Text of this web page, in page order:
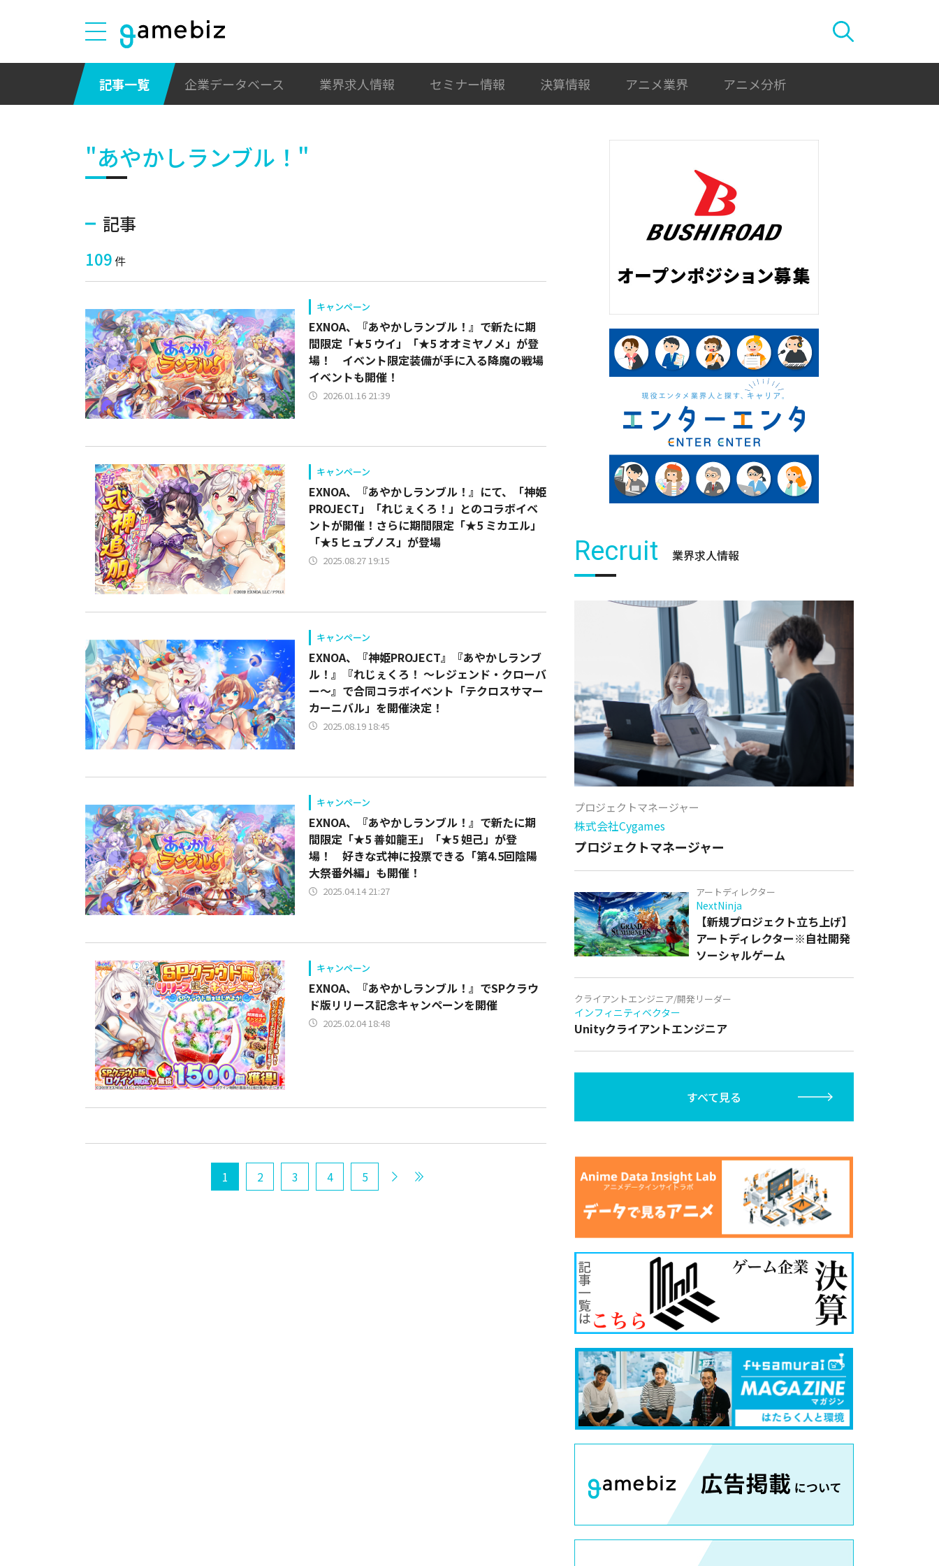
記事一覧 企業データベース 業界求人情報 セミナー情報 決算情報 アニメ業界 アニメ分析
"あやかしランブル！"
記事
109件
キャンペーン
EXNOA、『あやかしランブル！』で新たに期
間限定「★5 ウイ」「★5 オオミヤノメ」が登
場！ イベント限定装備が手に入る降魔の戦場
イベントも開催！
2026.01.16 21:39
キャンペーン
EXNOA、『あやかしランブル！』にて、「神姫
PROJECT」「れじぇくろ！」とのコラボイベ
ントが開催！さらに期間限定「★5 ミカエル」
「★5 ヒュプノス」が登場
2025.08.27 19:15
キャンペーン
EXNOA、『神姫PROJECT』『あやかしランブ
ル！』『れじぇくろ！ ～レジェンド・クローバ
ー～』で合同コラボイベント「テクロスサマー
カーニバル」を開催決定！
2025.08.19 18:45
キャンペーン
EXNOA、『あやかしランブル！』で新たに期
間限定「★5 善如龍王」「★5 妲己」が登
場！ 好きな式神に投票できる「第4.5回陰陽
大祭番外編」も開催！
2025.04.14 21:27
キャンペーン
EXNOA、『あやかしランブル！』でSPクラウ
ド版リリース記念キャンペーンを開催
2025.02.04 18:48
1 2 3 4 5
Recruit 業界求人情報
プロジェクトマネージャー
株式会社Cygames
プロジェクトマネージャー
アートディレクター
NextNinja
【新規プロジェクト立ち上げ】
アートディレクター※自社開発
ソーシャルゲーム
クライアントエンジニア/開発リーダー
インフィニティベクター
Unityクライアントエンジニア
すべて見る